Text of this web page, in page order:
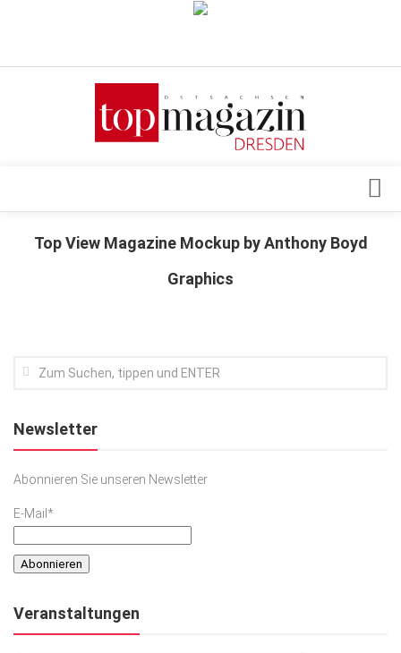
Verkaufsstellen
Top Gesundheitsforum Dresden / Ostsachsen
Kunst & Kultur
Podcast
Top Branchen
Top View Magazine Mockup by Anthony Boyd
Graphics
Newsletter
Abonnieren Sie unseren Newsletter
E-Mail*
Veranstaltungen